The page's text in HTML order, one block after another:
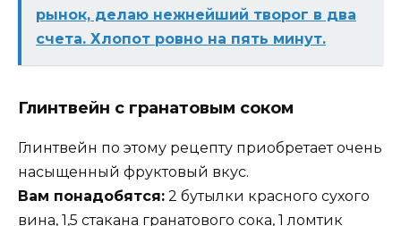
рынок, делаю нежнейший творог в два
счета. Хлопот ровно на пять минут.
Глинтвейн с гранатовым соком
Глинтвейн по этому рецепту приобретает очень
насыщенный фруктовый вкус.
Вам понадобятся: 2 бутылки красного сухого
вина, 1,5 стакана гранатового сока, 1 ломтик